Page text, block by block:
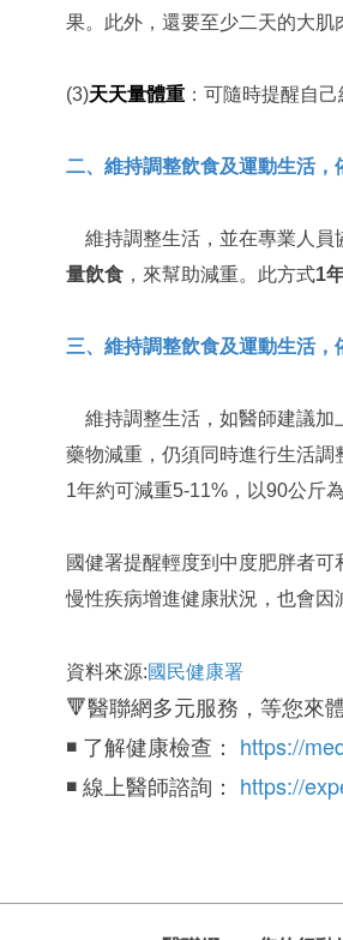
果。此外，還要至少二天的大肌
(3)天天量體重：可隨時提醒自己
二、維持調整飲食及運動生活，
維持調整生活，並在專業人員
量飲食，來幫助減重。此方式1
三、維持調整飲食及運動生活，
維持調整生活，如醫師建議加
藥物減重，仍須同時進行生活
1年約可減重5-11%，以90公斤
國健署提醒輕度到中度肥胖者
慢性疾病增進健康狀況，也會因
資料來源:國民健康署
🔻醫聯網多元服務，等您來
◾️ 了解健康檢查： https://
◾️ 線上醫師諮詢： https://